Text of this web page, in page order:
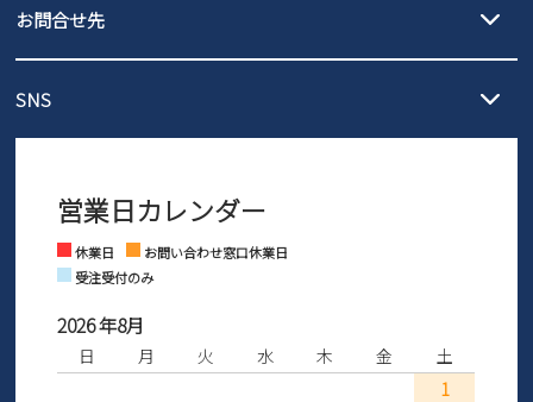
3,980円（税込）以上お買い上げで送料無料
ご利用ください。
ご利用ください。
の片道無料サービスを実施中！
ントとしても安心してご利用いただけるよう、サイズ交換の受付期
さい。
お問合せ先
営業時間：11時～17時
※土日祝はお問い合わせ窓口休業日となります。
SNS
Facebook Instagram
営業日カレンダー
休業日
お問い合わせ窓口休業日
受注受付のみ
2026 年8月
日 月 火 水 木 金
土
1